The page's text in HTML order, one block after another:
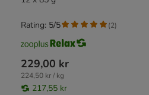
229,00 kr
224,50 kr / kg
217,55 kr
Rating: 5/5 (2)